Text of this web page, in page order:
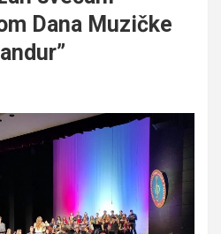
Dana Muzičke